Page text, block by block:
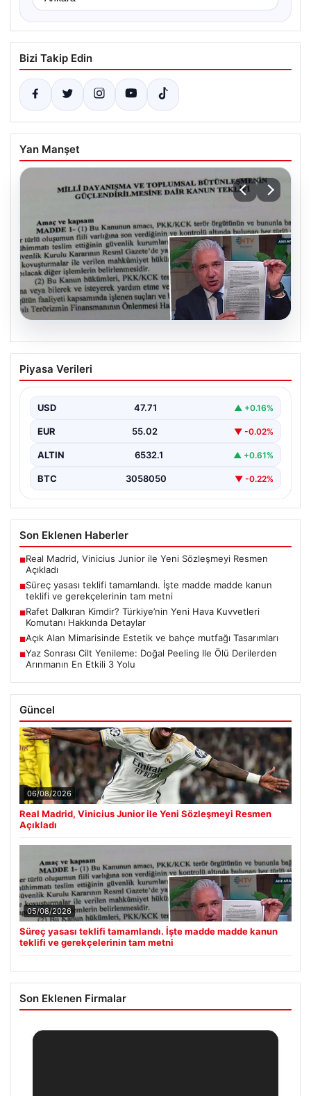
Bizi Takip Edin
Yan Manşet
05.08.2026
Süreç yasası teklifi tamamlandı. İşte
madde madde kanun teklifi ve
Piyasa Verileri
USD 47.71 ▲ +0.16%
EUR 55.02 ▼ -0.02%
ALTIN 6532.1 ▲ +0.61%
BTC 3058050 ▼ -0.22%
Son Eklenen Haberler
■Real Madrid, Vinicius Junior ile Yeni Sözleşmeyi Resmen
Açıkladı
■Süreç yasası teklifi tamamlandı. İşte madde madde kanun
teklifi ve gerekçelerinin tam metni
■Rafet Dalkıran Kimdir? Türkiye’nin Yeni Hava Kuvvetleri
Komutanı Hakkında Detaylar
■Açık Alan Mimarisinde Estetik ve bahçe mutfağı Tasarımları
■Yaz Sonrası Cilt Yenileme: Doğal Peeling Ile Ölü Derilerden
Arınmanın En Etkili 3 Yolu
Güncel
06/08/2026
Real Madrid, Vinicius Junior ile Yeni Sözleşmeyi Resmen
Açıkladı
05/08/2026
Süreç yasası teklifi tamamlandı. İşte madde madde kanun
teklifi ve gerekçelerinin tam metni
Son Eklenen Firmalar